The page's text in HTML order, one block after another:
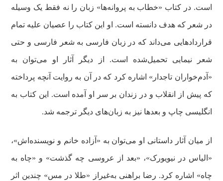
است. در کتاب «خطاب به پروانه‌ها» زبان را نه فقط یک وسیله
در شعر که هدف دانسته است. او این کتاب را عصیان علیه تمام
قراردادهایی می‌داند که در زبان فارسی به شعر فارسی و حتی
شعر نیمایی تحمیل‌شده است. از دیگر آثار او می‌توان به
«آدم‌خواران تاجدار» اشاره کرد که در آن به روایت آنچه پرداخته
که پیش از انقلاب و در زندان بر سر او آمده است. این کتاب به
انگلیسی چاپ و بعدها نیز به زبان‌های دیگر ترجمه شد.
از میان آثار داستانی او می‌توان به «آزاده خانم و نویسنده‌اش»،
«الیاس در نیویورک»، «بعد از عروسی چه گذشت» و «چاه به
چاه» اشاره کرد. رضا براهنی به‌غیراز «طلا در مس» چندین اثر